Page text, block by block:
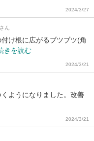
2024/3/27
ん
け根に広がるブツブツ(角
きを読む
2024/3/21
ようになりました。改善
2024/3/21